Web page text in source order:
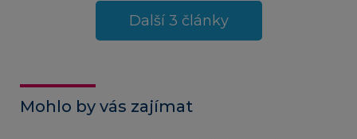
Další 3 články
Mohlo by vás zajímat